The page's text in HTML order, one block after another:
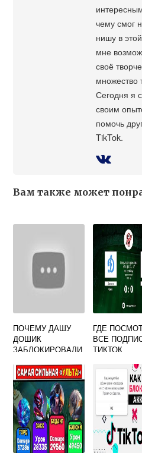
чему смог
нишу в
мне
своё
множество
Сегодня я
своим
помочь
TikTok.
Вам также может
ПОЧЕМУ ДАШУ
ДОШИК
ЗАБЛОКИРОВАЛИ
ГДЕ
ВСЕ
ТИКТОК